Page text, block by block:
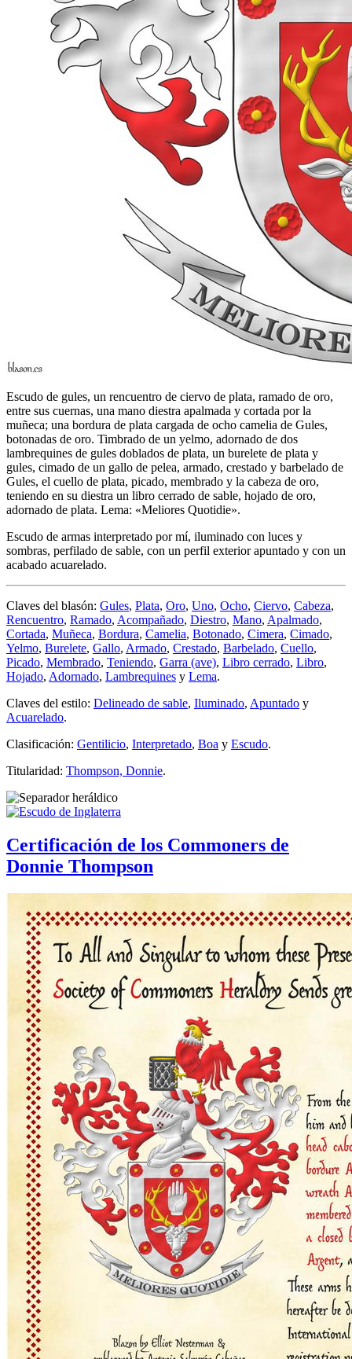
Escudo de gules, un rencuentro de ciervo de plata, ramado de oro,
entre sus cuernas, una mano diestra apalmada y cortada por la
muñeca; una bordura de plata cargada de ocho camelia de Gules,
botonadas de oro. Timbrado de un yelmo, adornado de dos
lambrequines de gules doblados de plata, un burelete de plata y
gules, cimado de un gallo de pelea, armado, crestado y barbelado de
Gules, el cuello de plata, picado, membrado y la cabeza de oro,
teniendo en su diestra un libro cerrado de sable, hojado de oro,
adornado de plata. Lema: «Meliores Quotidie».
Escudo de armas interpretado por mí, iluminado con luces y
sombras, perfilado de sable, con un perfil exterior apuntado y con un
acabado acuarelado.
Claves del blasón: Gules, Plata, Oro, Uno, Ocho, Ciervo, Cabeza,
Rencuentro, Ramado, Acompañado, Diestro, Mano, Apalmado,
Cortada, Muñeca, Bordura, Camelia, Botonado, Cimera, Cimado,
Yelmo, Burelete, Gallo, Armado, Crestado, Barbelado, Cuello,
Picado, Membrado, Teniendo, Garra (ave), Libro cerrado, Libro,
Hojado, Adornado, Lambrequines y Lema.
Claves del estilo: Delineado de sable, Iluminado, Apuntado y
Acuarelado.
Clasificación: Gentilicio, Interpretado, Boa y Escudo.
Titularidad: Thompson, Donnie.
Certificación de los Commoners de
Donnie Thompson